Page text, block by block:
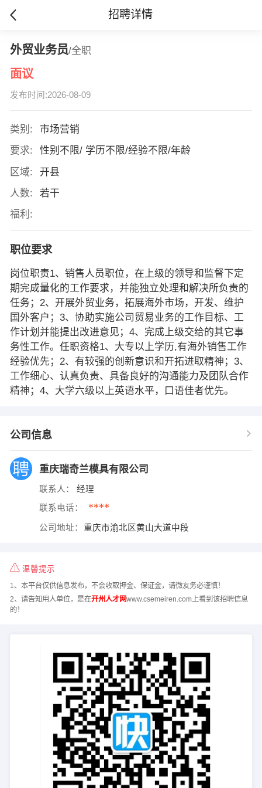
招聘详情
外贸业务员/全职
面议
发布时间:2026-08-09
类别:
市场营销
要求:
性别不限/ 学历不限/经验不限/年龄
区域:
开县
人数:
若干
福利:
职位要求
岗位职责1、销售人员职位，在上级的领导和监督下定
期完成量化的工作要求，并能独立处理和解决所负责的
任务；2、开展外贸业务，拓展海外市场，开发、维护
国外客户；3、协助实施公司贸易业务的工作目标、工
作计划并能提出改进意见；4、完成上级交给的其它事
务性工作。任职资格1、大专以上学历,有海外销售工作
经验优先；2、有较强的创新意识和开拓进取精神；3、
工作细心、认真负责、具备良好的沟通能力及团队合作
精神；4、大学六级以上英语水平，口语佳者优先。
公司信息
重庆瑞奇兰模具有限公司
联系人： 经理
联系电话： ****
公司地址： 重庆市渝北区黄山大道中段
温馨提示
1、本平台仅供信息发布，不会收取押金、保证金，请微友务必谨慎！
2、请告知用人单位，是在开州人才网www.csemeiren.com上看到该招聘信息
的！